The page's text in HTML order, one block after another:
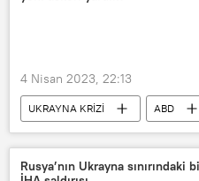
4 Nisan 2023, 22:13
UKRAYNA KRİZİ
ABD
Pentagon
Ukrayna
Askeri yardım
Rusya’nın Ukrayna sınırındaki